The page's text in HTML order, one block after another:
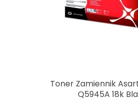
Toner Zamiennik
Q5945A 18k